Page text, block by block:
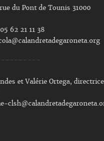
du Pont de Tounis 31000
62 21 11 38
et Valérie Ortega,